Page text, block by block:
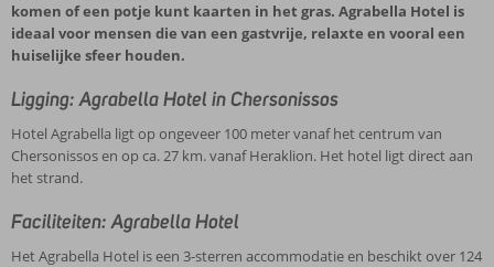
komen of een potje kunt kaarten in het gras. Agrabella Hotel is
ideaal voor mensen die van een gastvrije, relaxte en vooral een
huiselijke sfeer houden.
Ligging: Agrabella Hotel in Chersonissos
Hotel Agrabella ligt op ongeveer 100 meter vanaf het centrum van
Chersonissos en op ca. 27 km. vanaf Heraklion. Het hotel ligt direct aan
het strand.
Faciliteiten: Agrabella Hotel
Het Agrabella Hotel is een 3-sterren accommodatie en beschikt over 124